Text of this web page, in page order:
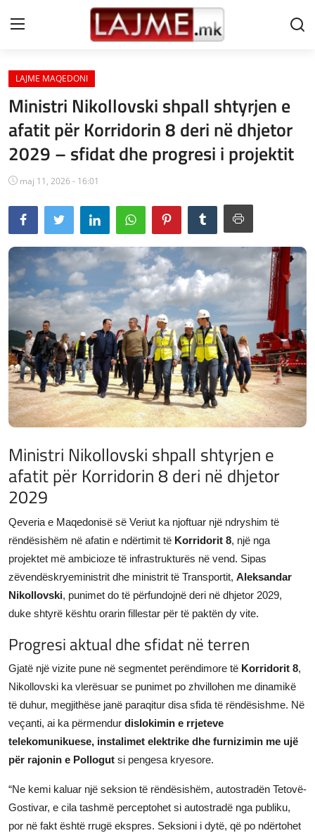
Shtëpi
LAJME MAQEDONI
SHQIPERI
KOSOVA
LAJME NGA BOTA
SHOWBIZ
SPORT
SHENDETI
JETA
Gallery
Shqip
LAJME MAQEDONI
Ministri Nikollovski shpall shtyrjen e
afatit për Korridorin 8 deri në dhjetor
2029 – sfidat dhe progresi i projektit
maj 11, 2026 - 16:01
Ministri Nikollovski shpall shtyrjen e
afatit për Korridorin 8 deri në dhjetor
2029
Qeveria e Maqedonisë së Veriut ka njoftuar një ndryshim të
rëndësishëm në afatin e ndërtimit të Korridorit 8, një nga
projektet më ambicioze të infrastrukturës në vend. Sipas
zëvendëskryeministrit dhe ministrit të Transportit, Aleksandar
Nikollovski, punimet do të përfundojnë deri në dhjetor 2029,
duke shtyrë kështu orarin fillestar për të paktën dy vite.
Progresi aktual dhe sfidat në terren
Gjatë një vizite pune në segmentet perëndimore të Korridorit 8,
Nikollovski ka vlerësuar se punimet po zhvillohen me dinamikë
të duhur, megjithëse janë paraqitur disa sfida të rëndësishme. Në
veçanti, ai ka përmendur dislokimin e rrjeteve
telekomunikuese, instalimet elektrike dhe furnizimin me ujë
për rajonin e Pollogut si pengesa kryesore.
“Ne kemi kaluar një seksion të rëndësishëm, autostradën Tetovë-
Gostivar, e cila tashmë perceptohet si autostradë nga publiku,
por në fakt është rrugë ekspres. Seksioni i dytë, që po ndërtohet